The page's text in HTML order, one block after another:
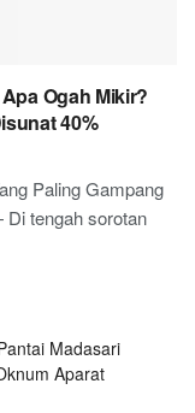
Ogah Mikir?
40%
Paling Gampang
tengah sorotan
Madasari
Aparat